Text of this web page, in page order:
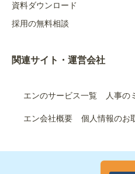
資料ダウンロード
採用の無料相談
関連サイト・運営会社
エンのサービス一覧 人事の
エン会社概要 個人情報のお